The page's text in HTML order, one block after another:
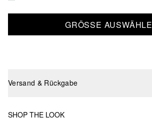
GRÖSSE AUSWÄHLEN
Versand & Rückgabe
SHOP THE LOOK